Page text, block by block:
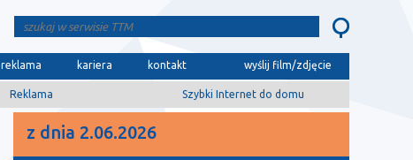
reklama kariera kontakt wyślij film/zdjęcie
Reklama Szybki Internet do domu
z dnia 2.06.2026